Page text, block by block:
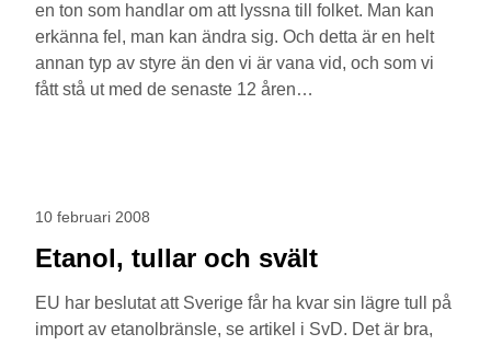
en ton som handlar om att lyssna till folket. Man kan
erkänna fel, man kan ändra sig. Och detta är en helt
annan typ av styre än den vi är vana vid, och som vi
fått stå ut med de senaste 12 åren…
10 februari 2008
Etanol, tullar och svält
EU har beslutat att Sverige får ha kvar sin lägre tull på
import av etanolbränsle, se artikel i SvD. Det är bra,